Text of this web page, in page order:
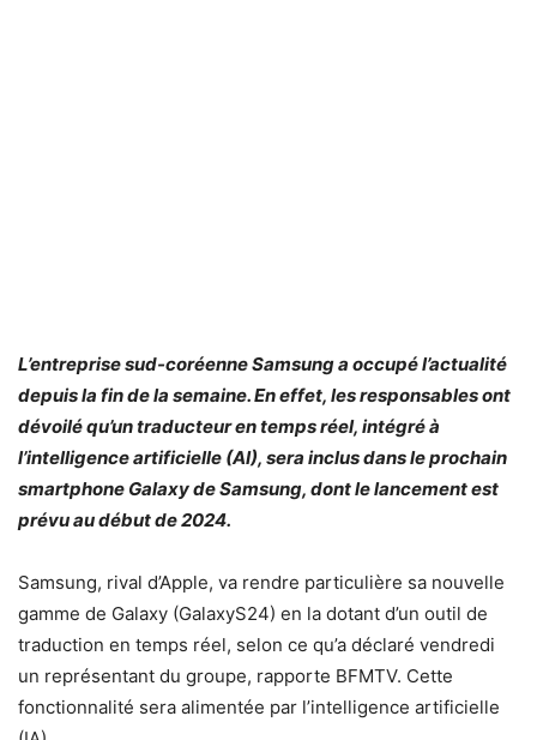
L’entreprise sud-coréenne Samsung a occupé l’actualité
depuis la fin de la semaine. En effet, les responsables ont
dévoilé qu’un traducteur en temps réel, intégré à
l’intelligence artificielle (AI), sera inclus dans le prochain
smartphone Galaxy de Samsung, dont le lancement est
prévu au début de 2024.
Samsung, rival d’Apple, va rendre particulière sa nouvelle
gamme de Galaxy (GalaxyS24) en la dotant d’un outil de
traduction en temps réel, selon ce qu’a déclaré vendredi
un représentant du groupe, rapporte BFMTV. Cette
fonctionnalité sera alimentée par l’intelligence artificielle